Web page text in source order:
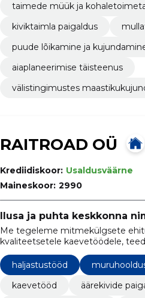
taimede müük ja
kiviktaimla paigaldus
puude lõikamine ja
aiaplaneerimise täisteenus
välistingimustes
RAITROAD OÜ
Krediidiskoor: Usaldusväärne
Maineskoor: 2990
Ilusa ja puhta keskkonna
Me tegeleme mitmekülgsete
kvaliteetsetele kaevetöödele,
aedade hooldamisele.
haljastustööd
kaevetööd
äärekivide